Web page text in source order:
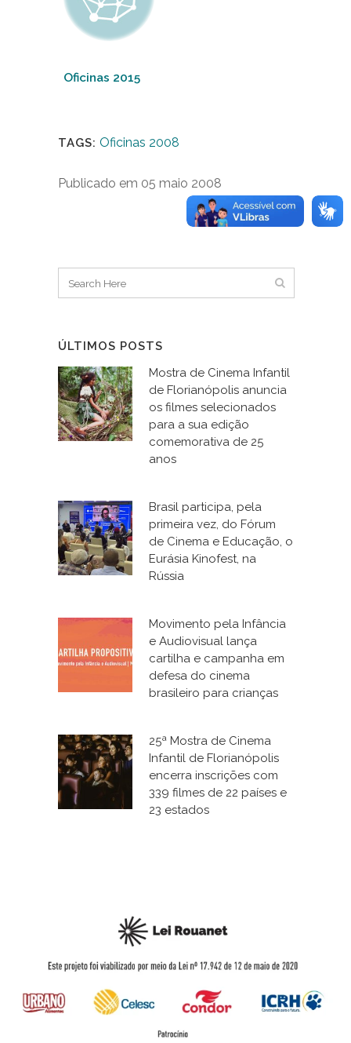
Oficinas 2015
TAGS: Oficinas 2008
Publicado em 05 maio 2008
ÚLTIMOS POSTS
Mostra de Cinema Infantil
de Florianópolis anuncia
os filmes selecionados
para a sua edição
comemorativa de 25
anos
Brasil participa, pela
primeira vez, do Fórum
de Cinema e Educação, o
Eurásia Kinofest, na
Rússia
Movimento pela Infância
e Audiovisual lança
cartilha e campanha em
defesa do cinema
brasileiro para crianças
25ª Mostra de Cinema
Infantil de Florianópolis
encerra inscrições com
339 filmes de 22 países e
23 estados